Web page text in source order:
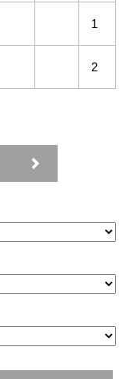
1
2